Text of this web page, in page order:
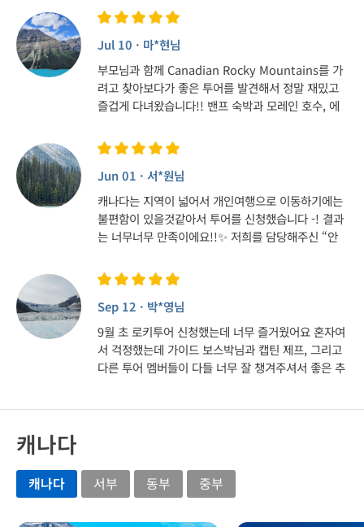
밌는 이야기들을 풀어주시면서 지루할틈 없이 보냈습
니다. 장시간의 운전을 해야함에도 기사님까지 챙겨
주시고 모두를 하나로 모일 수 있도록 해 주셔서 재밌
게 보냈습니다 중독성있는 말투로 여자친구와 따라하
면서 즐거워 했습니다 감사했습니다 다음에 또 뵐 수
있길,,!!
Jul 10 · 마*현님
부모님과 함께 Canadian Rocky Mountains를 가
려고 찾아보다가 좋은 투어를 발견해서 정말 재밌고
즐겁게 다녀왔습니다!! 밴프 숙박과 모레인 호수, 에
중에 특히 Lake Louise가 정말 인상적이었습니다,,
🥹 짧은 인생이지만 제가 지금까지 봤던 자연 풍경 중
단연 1등이지 않나 싶습니다. 고민하고 계신 분들이
있다면 꼭꼭 가보시길 추천드립니다! 이런 아름답고
멋진 자연을 오케이투어 guide supervisor Laura
님과 함께 해서 정말 행운이었습니다🍀 설명과 중간
중간의 이야기 모두 너무 재밌고 캐나다에 대해 많은
심히 일하여 15년쯤 뒤에 부모님을 모시고 다시 돌아
오도록 하겠습니다 ㅎㅎ
Jun 01 · 서*원님
캐나다는 지역이 넓어서 개인여행으로 이동하기에는
불편함이 있을것같아서 투어를 신청했습니다 -! 결과
는 너무너무 만족이에요!!✨ 저희를 담당해주신 “안
고 저희들을 잘챙겨주셔서 투어동안 아빠라고 불렀어
요 ㅎㅎ 이동거리가 긴데도 이동하는동안 캐나다에관
한 이야기들과 설명들을 많이해주셔서 투어시간들을
너무 알차게 잘 보냈습니다! 진짜 인생샷도 많이 건지
고와서 너무 행복해요!!!🥹🩵🩵🩵 투어를 같이하는
구성원들도 정말 중요한데 너무 감사하게도 좋으신분
들이랑 같이 투어를해서 가족같은 분위기로 같이 버
고 풍경도 예술이고 진짜 힐링하고 왔어요 밴프투어
Sep 12 · 박*영님
9월 초 로키투어 신청했는데 너무 즐거웠어요 혼자여
서 걱정했는데 가이드 보스박님과 캡틴 제프, 그리고
다른 투어 멤버들이 다들 너무 잘 챙겨주셔서 좋은 추
캐나다
캐나다 서부 동부 중부